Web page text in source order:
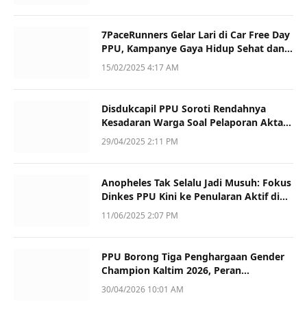
7PaceRunners Gelar Lari di Car Free Day
PPU, Kampanye Gaya Hidup Sehat dan
Dukung UMKM
15/02/2025 4:17 AM
Disdukcapil PPU Soroti Rendahnya
Kesadaran Warga Soal Pelaporan Akta
Kematian
29/04/2025 2:11 PM
Anopheles Tak Selalu Jadi Musuh: Fokus
Dinkes PPU Kini ke Penularan Aktif di
Sotek
11/06/2025 2:07 PM
PPU Borong Tiga Penghargaan Gender
Champion Kaltim 2026, Peran
Perempuan Jadi Sorotan
30/04/2026 10:01 AM